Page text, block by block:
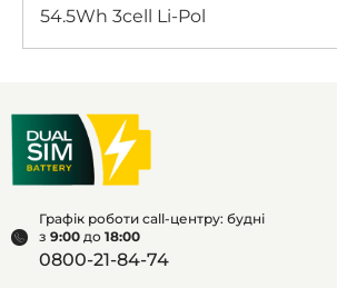
54.5Wh 3cell Li-Pol
Графік роботи call-центру: будні
з 9:00 до 18:00
0800-21-84-74